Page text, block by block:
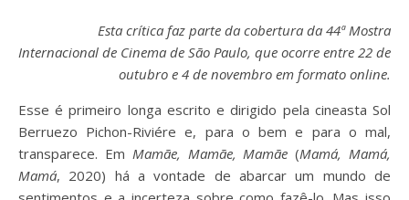
Esta crítica faz parte da cobertura da 44ª Mostra
Internacional de Cinema de São Paulo, que ocorre entre 22 de
outubro e 4 de novembro em formato online.
Esse é primeiro longa escrito e dirigido pela cineasta Sol
Berruezo Pichon-Riviére e, para o bem e para o mal,
transparece. Em Mamãe, Mamãe, Mamãe (Mamá, Mamá,
Mamá, 2020) há a vontade de abarcar um mundo de